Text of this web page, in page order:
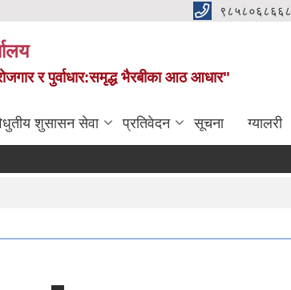
९८५८०६८६६८
र पुर्वाधार:समृद्ध भैरबीका आठ आधार"
शुसासन सेवा प्रतिवेदन सूचना ग्यालरी